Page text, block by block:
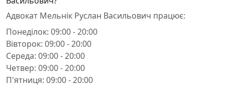
Адвокат Мельнік Руслан Васильович працює:
Понеділок: 09:00 - 20:00
Вівторок: 09:00 - 20:00
Середа: 09:00 - 20:00
Четвер: 09:00 - 20:00
П'ятниця: 09:00 - 20:00